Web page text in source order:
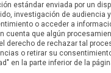
estándar enviada por un
investigación de audiencia
o acceder a
cuenta que algún
derecho de rechazar tal
o retirar su
en la parte inferior de la